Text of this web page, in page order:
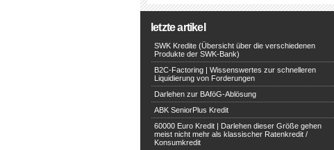
letzte artikel
SWK Kredite (Übersicht über die verschiedenen
Produkte der SWK-Bank)
B2C-Factoring | Wissenswertes zur schnelleren
Liquidierung von Forderungen
Darlehen zur BAföG-Ablösung
ABK SeniorPlus Kredit
60000 Euro Kredit | Darlehen dieser Größe gehen
meist nicht mehr als klassischer Ratenkredit /
Konsumkredit